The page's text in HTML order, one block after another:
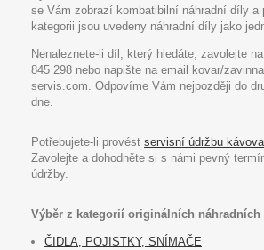
se Vám zobrazí kombatibilní náhradní díly
kategorii jsou uvedeny náhradní díly jako
Nenaleznete-li díl, který hledáte, zavolejte
845 298 nebo napište na email kovar/
servis.com. Odpovíme Vám nejpozději do
dne.
Potřebujete-li provést servisní údržbu
Zavolejte a dohodněte si s námi pevný
údržby.
Výběr z kategorií originálních
ČIDLA, POJISTKY, SNÍMAČE